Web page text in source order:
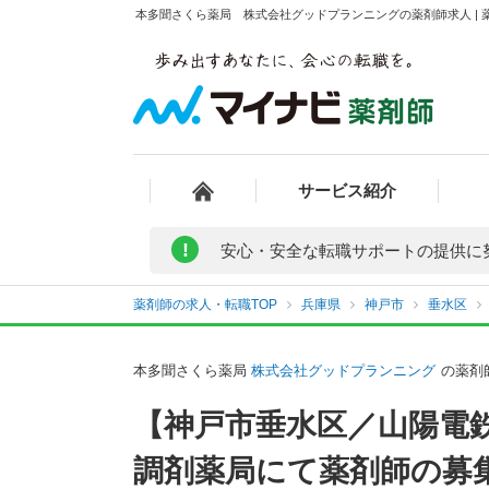
本多聞さくら薬局 株式会社グッドプランニングの薬剤師求人 |
サービス紹介
! 安心・安全な転職サポートの提供に
薬剤師の求人・転職TOP 兵庫県 神戸市 垂水区
本多聞さくら薬局 株式会社グッドプランニング の薬剤
【神戸市垂水区／山陽
調剤薬局にて薬剤師の募